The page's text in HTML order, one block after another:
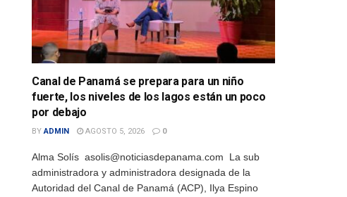
Canal de Panamá se prepara para un niño
fuerte, los niveles de los lagos están un poco
por debajo
BY ADMIN AGOSTO 5, 2026 0
Alma Solís asolis@noticiasdepanama.com La sub
administradora y administradora designada de la
Autoridad del Canal de Panamá (ACP), Ilya Espino